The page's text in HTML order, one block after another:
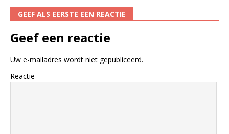
GEEF ALS EERSTE EEN REACTIE
Geef een reactie
Uw e-mailadres wordt niet gepubliceerd.
Reactie